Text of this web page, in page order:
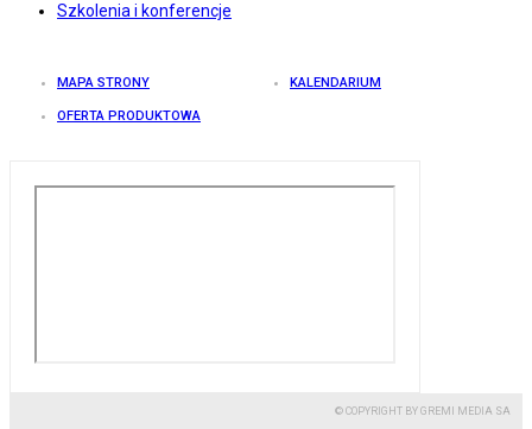
Szkolenia i konferencje
MAPA STRONY KALENDARIUM
OFERTA PRODUKTOWA
© COPYRIGHT BY GREMI MEDIA SA